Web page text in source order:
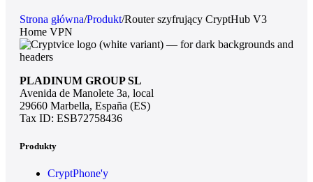
Strona główna/Produkt/Router szyfrujący CryptHub V3
Home VPN
PLADINUM GROUP SL
Avenida de Manolete 3a, local
29660 Marbella, España (ES)
Tax ID: ESB72758436
Produkty
CryptPhone'y